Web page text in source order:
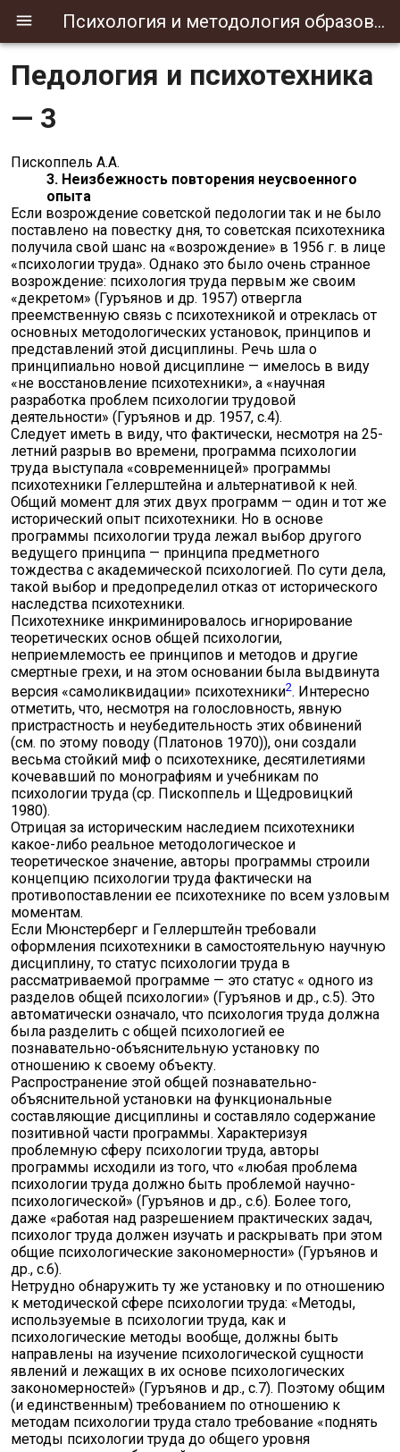
Психология и методология образования
Педология и психотехника
— 3
Пископпель А.А.
3. Неизбежность повторения неусвоенного
опыта
Если возрождение советской педологии так и не было
поставлено на повестку дня, то советская психотехника
получила свой шанс на «возрождение» в 1956 г. в лице
«психологии труда». Однако это было очень странное
возрождение: психология труда первым же своим
«декретом» (Гуръянов и др. 1957) отвергла
преемственную связь с психотехникой и отреклась от
основных методологических установок, принципов и
представлений этой дисциплины. Речь шла о
принципиально новой дисциплине — имелось в виду
«не восстановление психотехники», а «научная
разработка проблем психологии трудовой
деятельности» (Гуръянов и др. 1957, с.4).
Следует иметь в виду, что фактически, несмотря на 25-
летний разрыв во времени, программа психологии
труда выступала «современницей» программы
психотехники Геллерштейна и альтернативой к ней.
Общий момент для этих двух программ — один и тот же
исторический опыт психотехники. Но в основе
программы психологии труда лежал выбор другого
ведущего принципа — принципа предметного
тождества с академической психологией. По сути дела,
такой выбор и предопределил отказ от исторического
наследства психотехники.
Психотехнике инкриминировалось игнорирование
теоретических основ общей психологии,
неприемлемость ее принципов и методов и другие
смертные грехи, и на этом основании была выдвинута
версия «самоликвидации» психотехники2. Интересно
отметить, что, несмотря на голословность, явную
пристрастность и неубедительность этих обвинений
(см. по этому поводу (Платонов 1970)), они создали
весьма стойкий миф о психотехнике, десятилетиями
кочевавший по монографиям и учебникам по
психологии труда (ср. Пископпель и Щедровицкий
1980).
Отрицая за историческим наследием психотехники
какое-либо реальное методологическое и
теоретическое значение, авторы программы строили
концепцию психологии труда фактически на
противопоставлении ее психотехнике по всем узловым
моментам.
Если Мюнстерберг и Геллерштейн требовали
оформления психотехники в самостоятельную научную
дисциплину, то статус психологии труда в
рассматриваемой программе — это статус « одного из
разделов общей психологии» (Гуръянов и др., с.5). Это
автоматически означало, что психология труда должна
была разделить с общей психологией ее
познавательно-объяснительную установку по
отношению к своему объекту.
Распространение этой общей познавательно-
объяснительной установки на функциональные
составляющие дисциплины и составляло содержание
позитивной части программы. Характеризуя
проблемную сферу психологии труда, авторы
программы исходили из того, что «любая проблема
психологии труда должно быть проблемой научно-
психологической» (Гуръянов и др., с.6). Более того,
даже «работая над разрешением практических задач,
психолог труда должен изучать и раскрывать при этом
общие психологические закономерности» (Гуръянов и
др., с.6).
Нетрудно обнаружить ту же установку и по отношению
к методической сфере психологии труда: «Методы,
используемые в психологии труда, как и
психологические методы вообще, должны быть
направлены на изучение психологической сущности
явлений и лежащих в их основе психологических
закономерностей» (Гуръянов и др., с.7). Поэтому общим
(и единственным) требованием по отношению к
методам психологии труда стало требование «поднять
методы психологии труда до общего уровня